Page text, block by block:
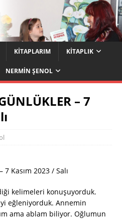
KITAPLARIM KITAPLIK
NERMIN ŞENOL
– 7
7 Kasım 2023 / Salı
kelimeleri konuşuyorduk.
eğleniyorduk. Annemin
ama ablam biliyor. Oğlumun